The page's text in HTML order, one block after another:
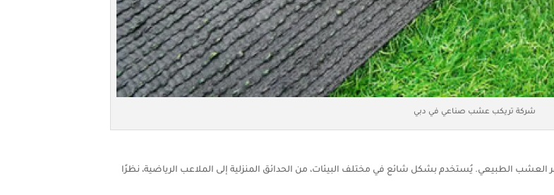
شركة تريكب عشب صناعي في دبي
الطبيعي. يُستخدم بشكل شائع في مختلف البيئات، من الحدائق المنزلية إلى الملاعب الرياضية، نظرًا